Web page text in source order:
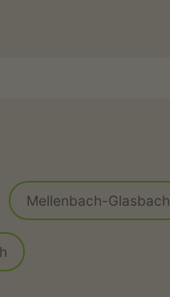
Mellenbach-Glasbach